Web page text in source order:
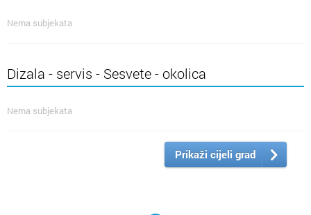
Nema subjekata
Dizala - servis - Sesvete - okolica
Nema subjekata
Prikaži cijeli grad